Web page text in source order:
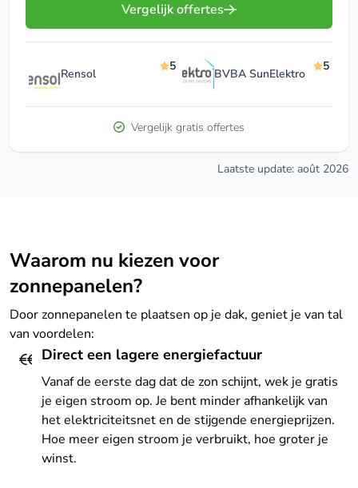
Vergelijk offertes
Rensol
5
BVBA SunElektro
5
Vergelijk gratis offertes
Laatste update: août 2026
Waarom nu kiezen voor
zonnepanelen?
Door zonnepanelen te plaatsen op je dak, geniet je van tal
van voordelen:
Direct een lagere energiefactuur
Vanaf de eerste dag dat de zon schijnt, wek je gratis
je eigen stroom op. Je bent minder afhankelijk van
het elektriciteitsnet en de stijgende energieprijzen.
Hoe meer eigen stroom je verbruikt, hoe groter je
winst.